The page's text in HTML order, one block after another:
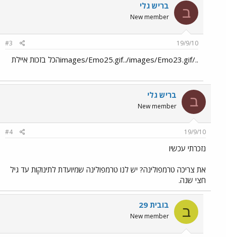
ב בריש גלי
New member
19/9/10
#3
../images/Emo25.gif../images/Emo23.gifהכל בזכות איילת
ב בריש גלי
New member
19/9/10
#4
נזכרתי עכשיו
את צריכה טרמפולינה? יש לנו טרמפולינה שמיועדת לתינוקות עד גיל
חצי שנה.
ב בובית 29
New member